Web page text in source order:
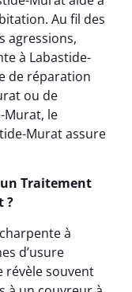
Au fil des
agressions,
à Labastide-
de réparation
ou de
Murat, le
Murat assure
Traitement
?
à
d’usure
révèle souvent